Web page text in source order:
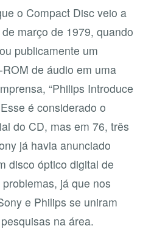
o Compact Disc veio a
março de 1979, quando
publicamente um
de áudio em uma
“Philips Introduce
é considerado o
do CD, mas em 76, três
já havia anunciado
disco óptico digital de
já que nos
e Philips se uniram
na área.